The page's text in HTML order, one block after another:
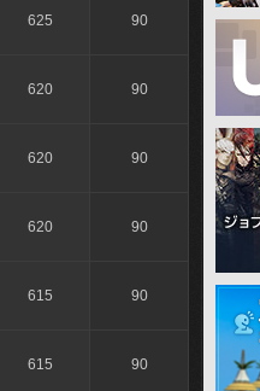
625 90
620 90
620 90
620 90
615 90
615 90